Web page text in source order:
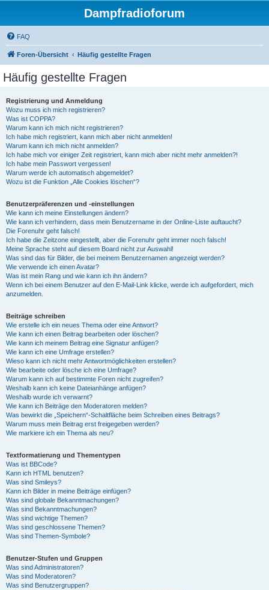
Dampfradioforum
FAQ
Foren-Übersicht Häufig gestellte Fragen
Häufig gestellte Fragen
Registrierung und Anmeldung
Wozu muss ich mich registrieren?
Was ist COPPA?
Warum kann ich mich nicht registrieren?
Ich habe mich registriert, kann mich aber nicht anmelden!
Warum kann ich mich nicht anmelden?
Ich habe mich vor einiger Zeit registriert, kann mich aber nicht mehr anmelden?!
Ich habe mein Passwort vergessen!
Warum werde ich automatisch abgemeldet?
Wozu ist die Funktion „Alle Cookies löschen“?
Benutzerpräferenzen und -einstellungen
Wie kann ich meine Einstellungen ändern?
Wie kann ich verhindern, dass mein Benutzername in der Online-Liste auftaucht?
Die Forenuhr geht falsch!
Ich habe die Zeitzone eingestellt, aber die Forenuhr geht immer noch falsch!
Meine Sprache steht auf diesem Board nicht zur Auswahl!
Was sind das für Bilder, die bei meinem Benutzernamen angezeigt werden?
Wie verwende ich einen Avatar?
Was ist mein Rang und wie kann ich ihn ändern?
Wenn ich bei einem Benutzer auf den E-Mail-Link klicke, werde ich aufgefordert, mich
anzumelden.
Beiträge schreiben
Wie erstelle ich ein neues Thema oder eine Antwort?
Wie kann ich einen Beitrag bearbeiten oder löschen?
Wie kann ich meinem Beitrag eine Signatur anfügen?
Wie kann ich eine Umfrage erstellen?
Wieso kann ich nicht mehr Antwortmöglichkeiten erstellen?
Wie bearbeite oder lösche ich eine Umfrage?
Warum kann ich auf bestimmte Foren nicht zugreifen?
Weshalb kann ich keine Dateianhänge anfügen?
Weshalb wurde ich verwarnt?
Wie kann ich Beiträge den Moderatoren melden?
Was bewirkt die „Speichern“-Schaltfläche beim Schreiben eines Beitrags?
Warum muss mein Beitrag erst freigegeben werden?
Wie markiere ich ein Thema als neu?
Textformatierung und Thementypen
Was ist BBCode?
Kann ich HTML benutzen?
Was sind Smileys?
Kann ich Bilder in meine Beiträge einfügen?
Was sind globale Bekanntmachungen?
Was sind Bekanntmachungen?
Was sind wichtige Themen?
Was sind geschlossene Themen?
Was sind Themen-Symbole?
Benutzer-Stufen und Gruppen
Was sind Administratoren?
Was sind Moderatoren?
Was sind Benutzergruppen?